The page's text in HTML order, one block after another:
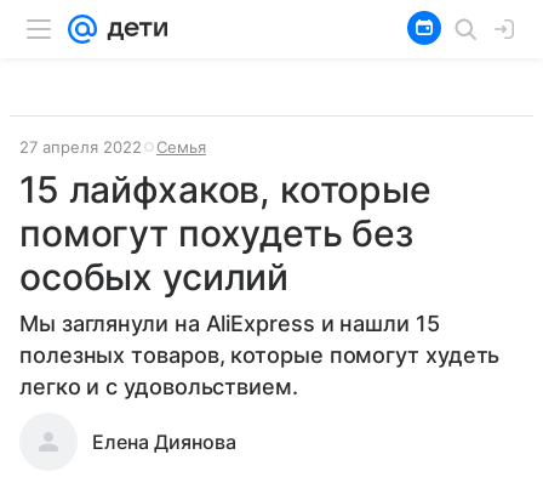
27 апреля 2022 Семья
15 лайфхаков, которые
помогут похудеть без
особых усилий
Мы заглянули на AliExpress и нашли 15
полезных товаров, которые помогут худеть
легко и с удовольствием.
Елена Диянова